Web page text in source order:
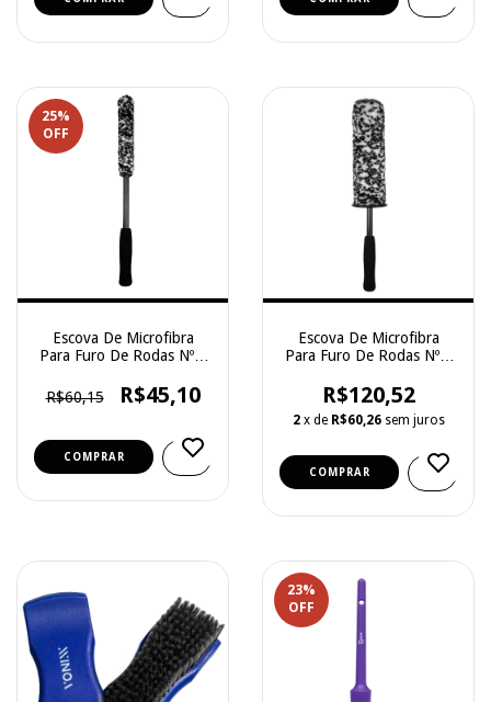
25%
OFF
Escova De Microfibra
Para Furo De Rodas Nº 3
R$60,15
R$45,10
Escova De Microfibra
Para Furo De Rodas Nº 7
R$120,52
2 x de R$60,26 sem juros
23%
OFF